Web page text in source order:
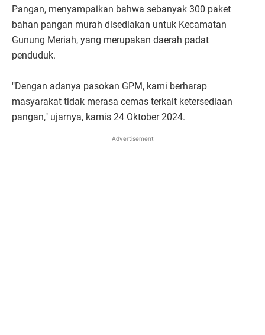
Pangan, menyampaikan bahwa sebanyak 300 paket
bahan pangan murah disediakan untuk Kecamatan
Gunung Meriah, yang merupakan daerah padat
penduduk.
"Dengan adanya pasokan GPM, kami berharap
masyarakat tidak merasa cemas terkait ketersediaan
pangan," ujarnya, kamis 24 Oktober 2024.
Advertisement